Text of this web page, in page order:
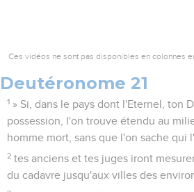
Ces vidéos ne sont pas disponibles en colonnes
Deutéronome 21
1 » Si, dans le pays dont l'Eternel, ton
possession, l'on trouve étendu au
homme mort, sans que l'on sache qui
2 tes anciens et tes juges iront
du cadavre jusqu'aux villes des